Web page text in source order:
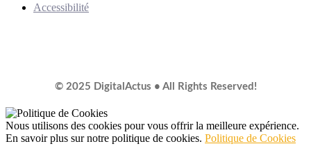
Accessibilité
© 2025 DigitalActus • All Rights Reserved!
Nous utilisons des cookies pour vous offrir la meilleure expérience.
En savoir plus sur notre politique de cookies. Politique de Cookies